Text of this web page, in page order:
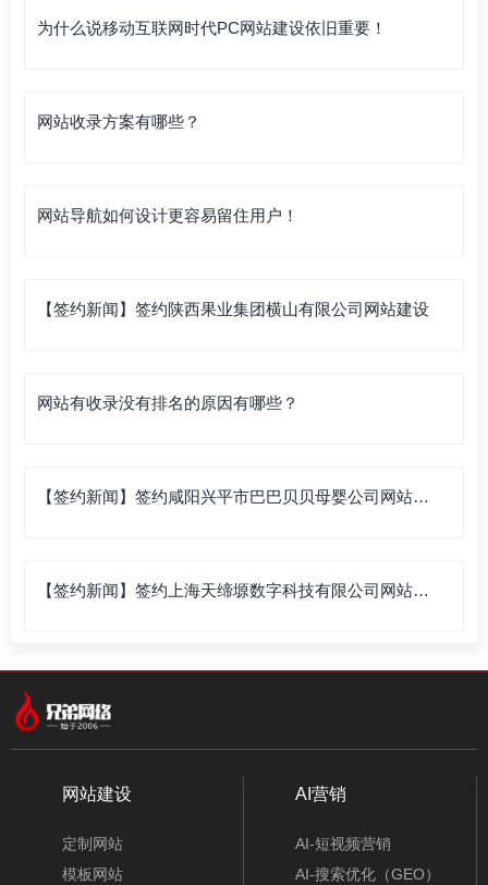
为什么说移动互联网时代PC网站建设依旧重要！
网站收录方案有哪些？
网站导航如何设计更容易留住用户！
【签约新闻】签约陕西果业集团横山有限公司网站建设
网站有收录没有排名的原因有哪些？
【签约新闻】签约咸阳兴平市巴巴贝贝母婴公司网站建
【签约新闻】签约上海天缔塬数字科技有限公司网站建
网站建设
定制网站
模板网站
AI营销
AI-短视频营销
AI-搜索优化（GEO）